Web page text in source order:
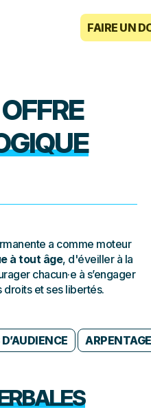
FAIRE UN
a comme moteur
à tout âge, d'éveiller à la
chacun·e à s’engager
et ses libertés.